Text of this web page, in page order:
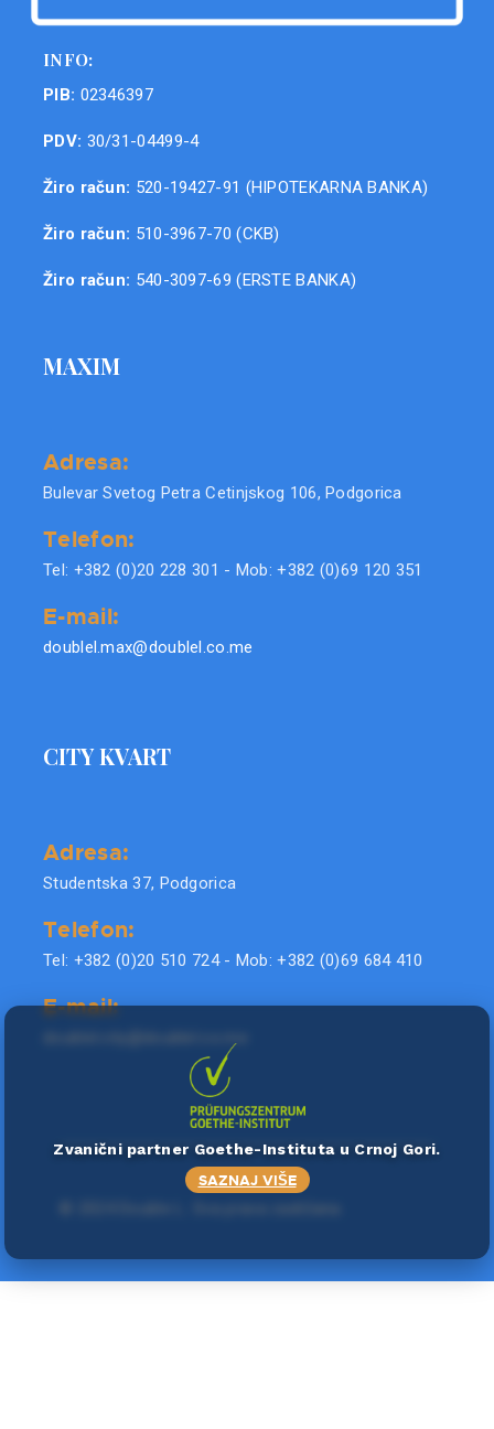
INFO:
PIB: 02346397
PDV: 30/31-04499-4
Žiro račun: 520-19427-91 (HIPOTEKARNA BANKA)
Žiro račun: 510-3967-70 (CKB)
Žiro račun: 540-3097-69 (ERSTE BANKA)
MAXIM
Adresa:
Bulevar Svetog Petra Cetinjskog 106, Podgorica
Telefon:
Tel: +382 (0)20 228 301 - Mob: +382 (0)69 120 351
E-mail:
doublel.max@doublel.co.me
CITY KVART
Adresa:
Studentska 37, Podgorica
Telefon:
Tel: +382 (0)20 510 724 - Mob: +382 (0)69 684 410
E-mail:
Zvanični partner Goethe-Instituta u Crnoj Gori.
SAZNAJ VIŠE